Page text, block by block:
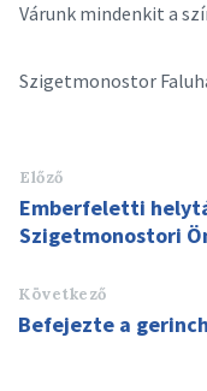
Várunk mindenkit a
Szigetmonostor
Előző
Emberfeletti
Szigetmonostori
Következő
Befejezte a